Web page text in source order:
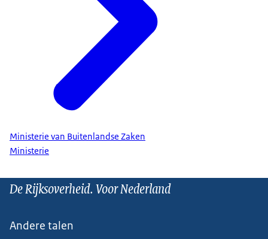
Ministerie van Buitenlandse Zaken
Ministerie
De Rijksoverheid. Voor Nederland
Andere talen